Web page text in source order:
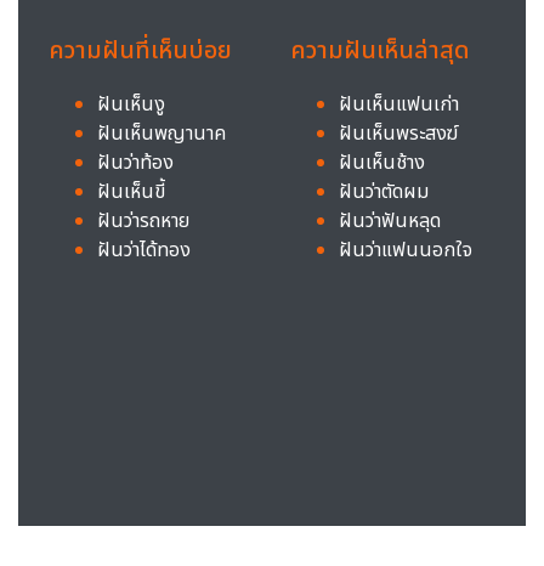
ความฝันที่เห็นบ่อย
ฝันเห็นงู
ฝันเห็นพญานาค
ฝันว่าท้อง
ฝันเห็นขี้
ฝันว่ารถหาย
ฝันว่าได้ทอง
ความฝันเห็นล่าสุด
ฝันเห็นแฟนเก่า
ฝันเห็นพระสงฆ์
ฝันเห็นช้าง
ฝันว่าตัดผม
ฝันว่าฟันหลุด
ฝันว่าแฟนนอกใจ